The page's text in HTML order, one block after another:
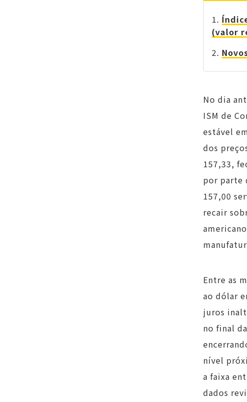
(valor
No dia
ISM de
estável
dos
157,33,
por parte
157,00
recair
Entre as
ao dólar
juros
no final
nível
a faixa
dados